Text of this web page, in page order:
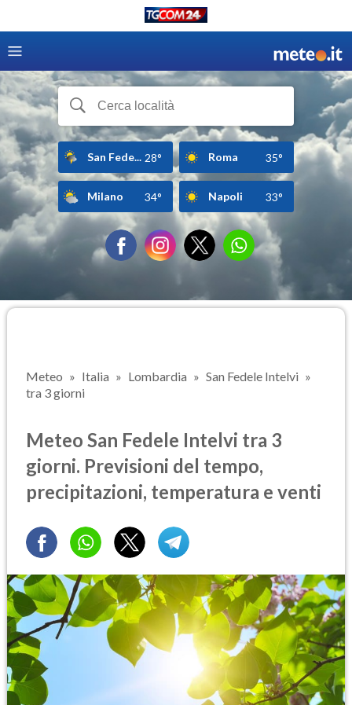
San Fede... 28° Roma 35°
Milano 34° Napoli 33°
Meteo Italia Lombardia
San Fedele Intelvi
tra 3 giorni
Meteo San Fedele Intelvi tra 3
giorni. Previsioni del tempo,
precipitazioni, temperatura e venti